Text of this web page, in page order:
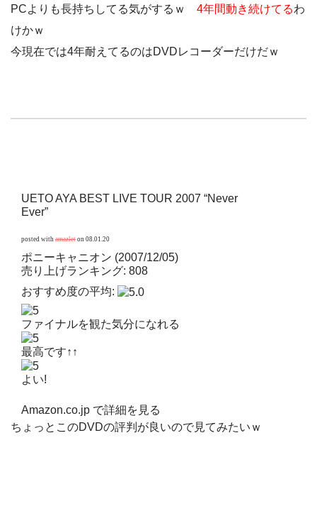
PCよりも長持ちしてる気がするｗ 4年間動き続けてるわ
けかｗ
今現在では4年耐えてるのはDVDレコーダーだけだｗ
UETO AYA BEST LIVE TOUR 2007 “Never
Ever”
posted with amazlet on 08.01.20
ポニーキャニオン (2007/12/05)
売り上げランキング: 808
おすすめ度の平均:
ファイナルを観た気分になれる
最高です↑↑
よい!
Amazon.co.jp で詳細を見る
ちょっとこのDVDの評判が良いので見てみたいｗ